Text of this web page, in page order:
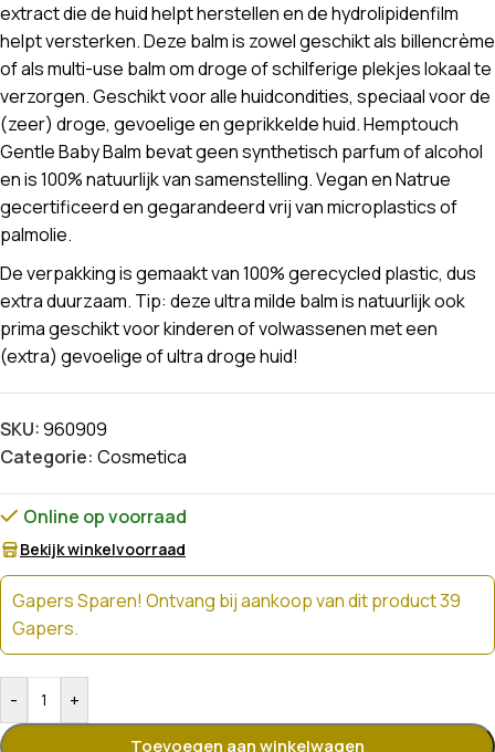
extract die de huid helpt herstellen en de hydrolipidenfilm
helpt versterken. Deze balm is zowel geschikt als billencrème
of als multi-use balm om droge of schilferige plekjes lokaal te
verzorgen. Geschikt voor alle huidcondities, speciaal voor de
(zeer) droge, gevoelige en geprikkelde huid. Hemptouch
Gentle Baby Balm bevat geen synthetisch parfum of alcohol
en is 100% natuurlijk van samenstelling. Vegan en Natrue
gecertificeerd en gegarandeerd vrij van microplastics of
palmolie.
De verpakking is gemaakt van 100% gerecycled plastic, dus
extra duurzaam. Tip: deze ultra milde balm is natuurlijk ook
prima geschikt voor kinderen of volwassenen met een
(extra) gevoelige of ultra droge huid!
SKU:960909
Categorie: Cosmetica
Online op voorraad
Bekijk winkelvoorraad
Gapers Sparen! Ontvang bij aankoop van dit product 39
Gapers.
- +
Toevoegen aan winkelwagen